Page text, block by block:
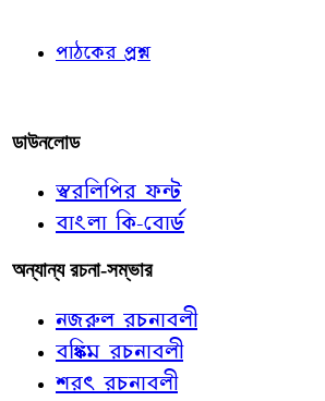
পাঠকের প্রশ্ন
ডাউনলোড
স্বরলিপির ফন্ট
বাংলা কি-বোর্ড
অন্যান্য রচনা-সম্ভার
নজরুল রচনাবলী
বঙ্কিম রচনাবলী
শরৎ রচনাবলী